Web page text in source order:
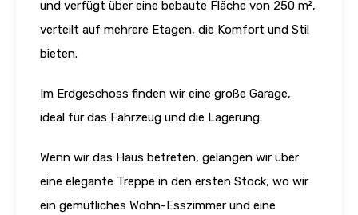
und verfügt über eine bebaute Fläche von 250 m²,
verteilt auf mehrere Etagen, die Komfort und Stil
bieten.
Im Erdgeschoss finden wir eine große Garage,
ideal für das Fahrzeug und die Lagerung.
Wenn wir das Haus betreten, gelangen wir über
eine elegante Treppe in den ersten Stock, wo wir
ein gemütliches Wohn-Esszimmer und eine